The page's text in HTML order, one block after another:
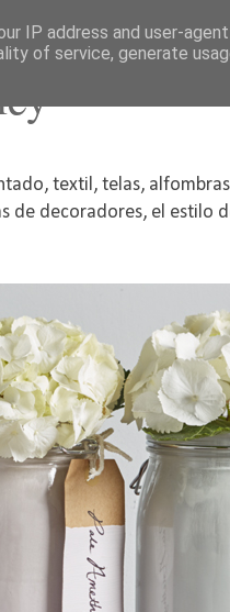
textil, telas,
de decoradores, el estilo
IP address and user-agent
of service, generate